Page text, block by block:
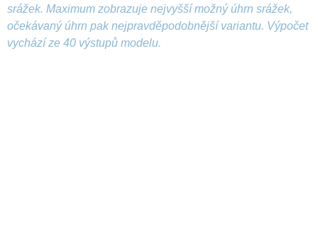
srážek. Maximum zobrazuje nejvyšší možný úhrn srážek,
očekávaný úhrn pak nejpravděpodobnější variantu. Výpočet
vychází ze 40 výstupů modelu.